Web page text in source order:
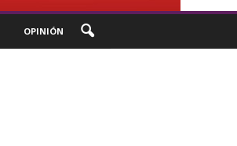
OPINIÓN